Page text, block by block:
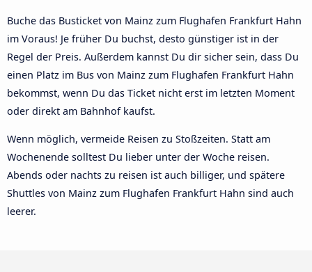
Buche das Busticket von Mainz zum Flughafen Frankfurt Hahn
im Voraus! Je früher Du buchst, desto günstiger ist in der
Regel der Preis. Außerdem kannst Du dir sicher sein, dass Du
einen Platz im Bus von Mainz zum Flughafen Frankfurt Hahn
bekommst, wenn Du das Ticket nicht erst im letzten Moment
oder direkt am Bahnhof kaufst.
Wenn möglich, vermeide Reisen zu Stoßzeiten. Statt am
Wochenende solltest Du lieber unter der Woche reisen.
Abends oder nachts zu reisen ist auch billiger, und spätere
Shuttles von Mainz zum Flughafen Frankfurt Hahn sind auch
leerer.